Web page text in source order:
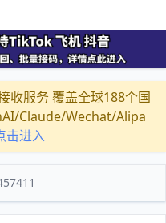
收服务 覆盖全球188个国
Claude/Wechat/Alipa
击进入